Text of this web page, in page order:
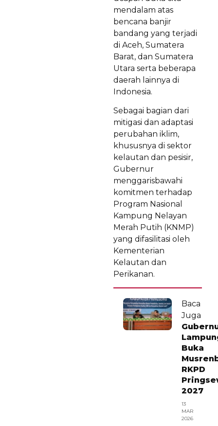
mendalam atas
bencana banjir
bandang yang terjadi
di Aceh, Sumatera
Barat, dan Sumatera
Utara serta beberapa
daerah lainnya di
Indonesia.
Sebagai bagian dari
mitigasi dan adaptasi
perubahan iklim,
khususnya di sektor
kelautan dan pesisir,
Gubernur
menggarisbawahi
komitmen terhadap
Program Nasional
Kampung Nelayan
Merah Putih (KNMP)
yang difasilitasi oleh
Kementerian
Kelautan dan
Perikanan.
Baca
Juga
Buka
RKPD
2027
13
MAR
2026